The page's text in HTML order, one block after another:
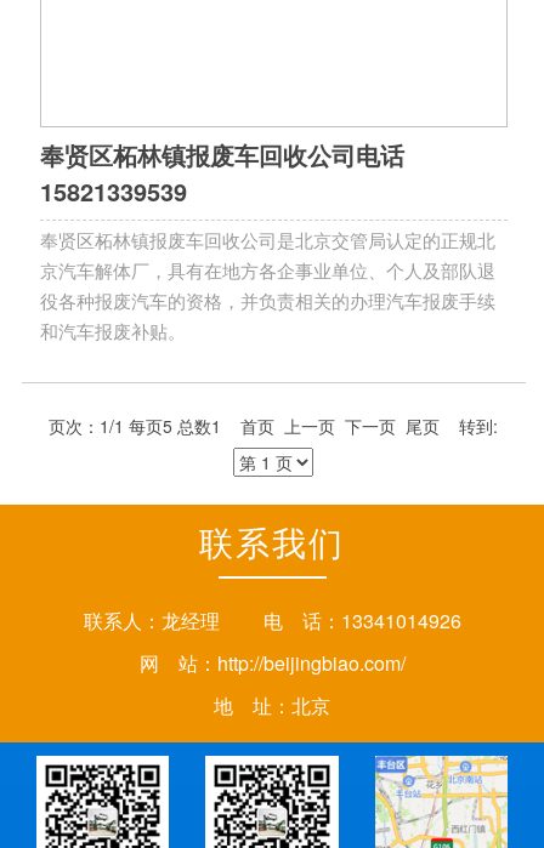
奉贤区柘林镇报废车回收公司电话
15821339539
奉贤区柘林镇报废车回收公司是北京交管局认定的正规北
京汽车解体厂，具有在地方各企事业单位、个人及部队退
役各种报废汽车的资格，并负责相关的办理汽车报废手续
和汽车报废补贴。
页次：1/1 每页5 总数1 首页 上一页 下一页 尾页 转到:
联系我们
联系人：龙经理 电 话：13341014926
网 站： http://beijingbiao.com/
地 址：北京